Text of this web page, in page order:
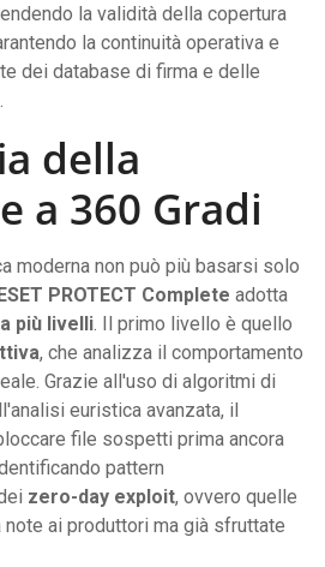
la validità della copertura
la continuità operativa e
dei database di firma e delle
della
a 360 Gradi
moderna non può più basarsi solo
PROTECT Complete adotta
più livelli. Il primo livello è quello
, che analizza il comportamento
Grazie all'uso di algoritmi di
euristica avanzata, il
file sospetti prima ancora
pattern
zero-day exploit, ovvero quelle
note ai produttori ma già sfruttate